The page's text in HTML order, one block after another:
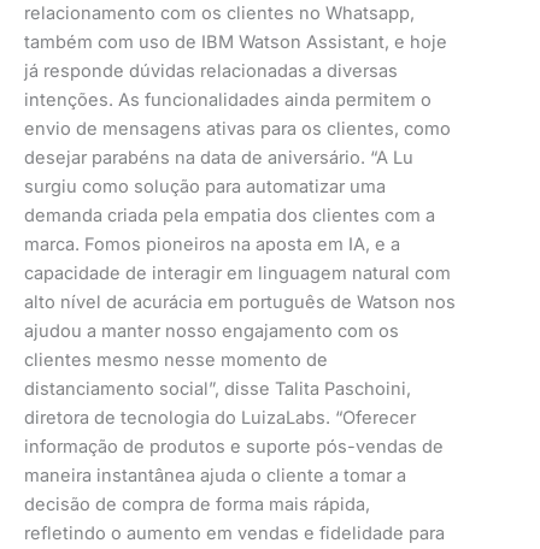
relacionamento com os clientes no Whatsapp,
também com uso de IBM Watson Assistant, e hoje
já responde dúvidas relacionadas a diversas
intenções. As funcionalidades ainda permitem o
envio de mensagens ativas para os clientes, como
desejar parabéns na data de aniversário. “A Lu
surgiu como solução para automatizar uma
demanda criada pela empatia dos clientes com a
marca. Fomos pioneiros na aposta em IA, e a
capacidade de interagir em linguagem natural com
alto nível de acurácia em português de Watson nos
ajudou a manter nosso engajamento com os
clientes mesmo nesse momento de
distanciamento social”, disse Talita Paschoini,
diretora de tecnologia do LuizaLabs. “Oferecer
informação de produtos e suporte pós-vendas de
maneira instantânea ajuda o cliente a tomar a
decisão de compra de forma mais rápida,
refletindo o aumento em vendas e fidelidade para